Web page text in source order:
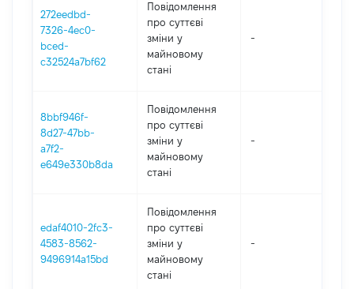
272eedbd-
7326-4ec0-
bced-
c32524a7bf62
Повідомлення
про суттєві
зміни y
майновому
стані
-
8bbf946f-
8d27-47bb-
a7f2-
e649e330b8da
Повідомлення
про суттєві
зміни y
майновому
стані
-
edaf4010-2fc3-
4583-8562-
9496914a15bd
Повідомлення
про суттєві
зміни y
майновому
стані
-